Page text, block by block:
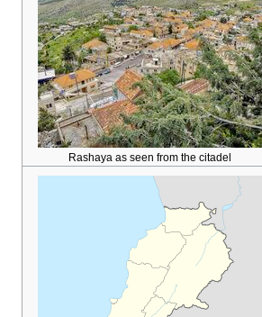
Rashaya as seen from the citadel